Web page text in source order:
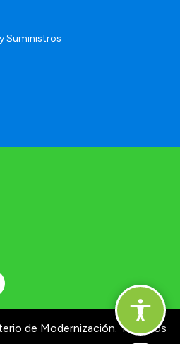
Suministros
de Modernización. Términos